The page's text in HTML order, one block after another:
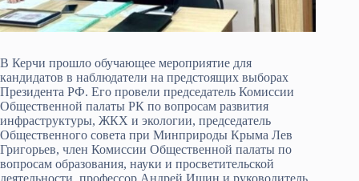
В Керчи прошло обучающее мероприятие для
кандидатов в наблюдатели на предстоящих выборах
Президента РФ. Его провели председатель Комиссии
Общественной палаты РК по вопросам развития
инфраструктуры, ЖКХ и экологии, председатель
Общественного совета при Минприроды Крыма Лев
Григорьев, член Комиссии Общественной палаты по
вопросам образования, науки и просветительской
деятельности, профессор Андрей Ишин и руководитель